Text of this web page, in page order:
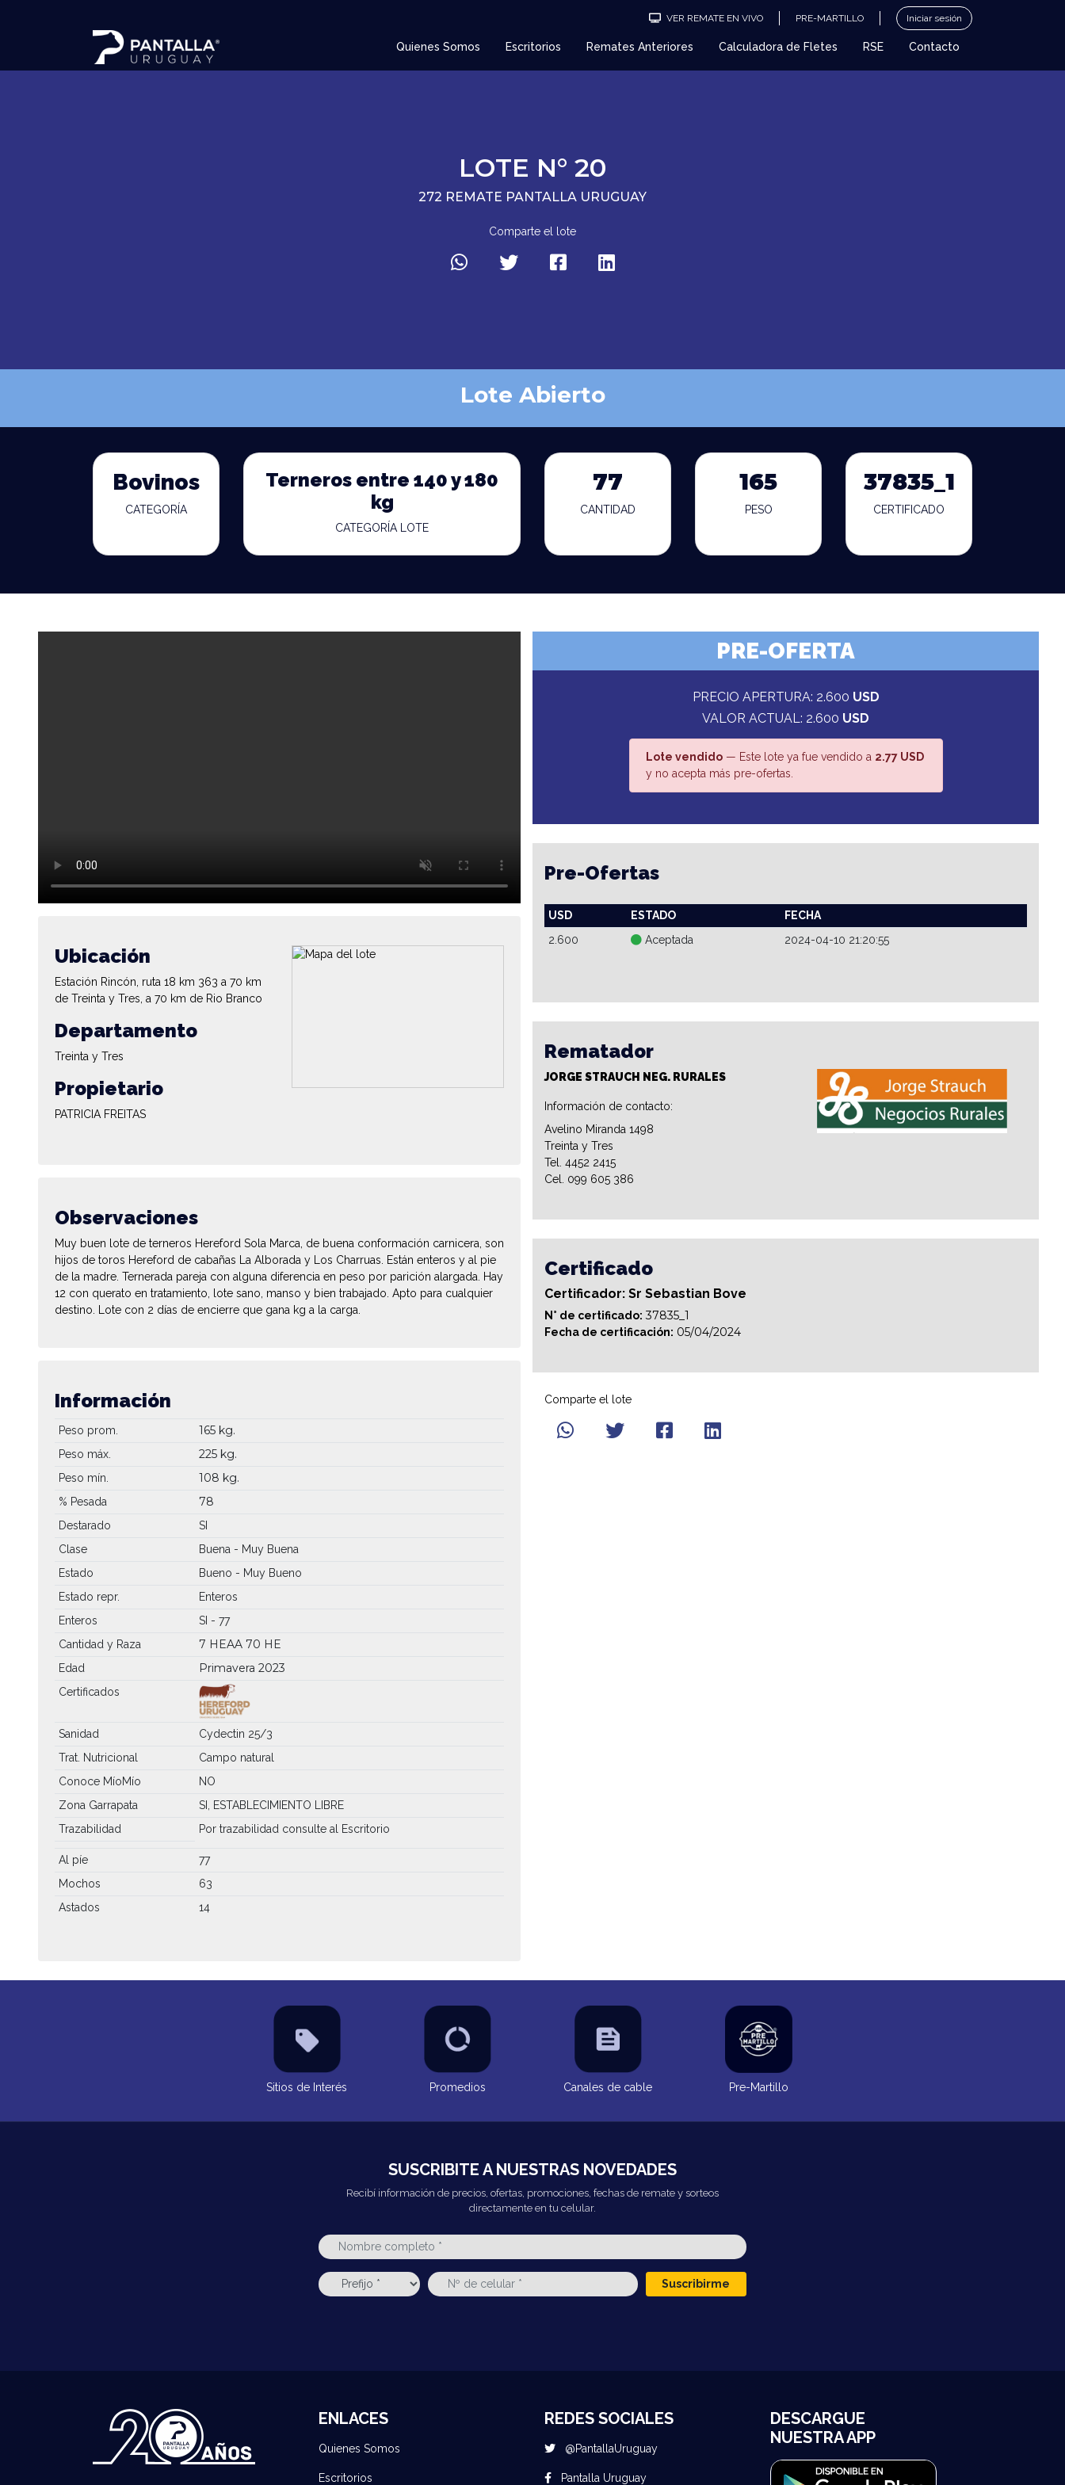
VER REMATE EN VIVO PRE-MARTILLO Iniciar sesión
Quienes Somos Escritorios Remates Anteriores Calculadora de Fletes RSE Contacto
LOTE N° 20
272 REMATE PANTALLA URUGUAY
Comparte el lote
Lote Abierto
Bovinos
CATEGORÍA
Terneros entre 140 y 180
kg
CATEGORÍA LOTE
77
CANTIDAD
165
PESO
37835_1
CERTIFICADO
Ubicación
Estación Rincón, ruta 18 km 363 a 70 km
de Treinta y Tres, a 70 km de Rio Branco
Departamento
Treinta y Tres
Propietario
PATRICIA FREITAS
Observaciones
Muy buen lote de terneros Hereford Sola Marca, de buena conformación carnicera, son
hijos de toros Hereford de cabañas La Alborada y Los Charruas. Están enteros y al pie
de la madre. Ternerada pareja con alguna diferencia en peso por parición alargada. Hay
12 con querato en tratamiento, lote sano, manso y bien trabajado. Apto para cualquier
destino. Lote con 2 días de encierre que gana kg a la carga.
Información
Peso prom. 165 kg.
Peso máx. 225 kg.
Peso mín. 108 kg.
% Pesada 78
Destarado
SI
Clase
Buena - Muy Buena
Estado
Bueno - Muy Bueno
Estado repr.
Enteros
Enteros
SI - 77
Cantidad y Raza
7 HEAA 70 HE
Edad Primavera 2023
Certificados
Sanidad
Cydectin 25/3
Trat. Nutricional
Campo natural
Conoce MíoMío
NO
Zona Garrapata
SI, ESTABLECIMIENTO LIBRE
Trazabilidad
Por trazabilidad consulte al Escritorio
Al píe
77
Mochos
63
Astados
14
PRE-OFERTA
PRECIO APERTURA: 2.600 USD
VALOR ACTUAL: 2.600 USD
Lote vendido— Este lote ya fue vendido a 2.77 USD
y no acepta más pre-ofertas.
Pre-Ofertas
USD ESTADO
FECHA
2.600
Aceptada 2024-04-10 21:20:55
Rematador
JORGE STRAUCH NEG. RURALES
Información de contacto:
Avelino Miranda 1498
Treinta y Tres
Tel. 4452 2415
Cel. 099 605 386
Certificado
Certificador: Sr Sebastian Bove
N° de certificado: 37835_1
Fecha de certificación: 05/04/2024
Comparte el lote
Sitios de Interés Promedios Canales de cable Pre-Martillo
SUSCRIBITE A NUESTRAS NOVEDADES
Recibí información de precios, ofertas, promociones, fechas de remate y sorteos
directamente en tu celular.
Suscribirme
ENLACES
Quienes Somos
Escritorios
REDES SOCIALES
@PantallaUruguay
Pantalla Uruguay
DESCARGUE
NUESTRA APP